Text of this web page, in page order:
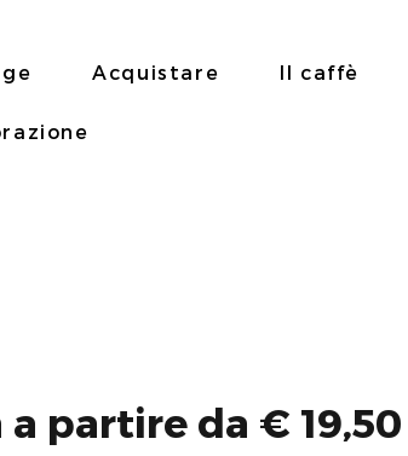
Acquistare Il caffè
partire da € 19,50